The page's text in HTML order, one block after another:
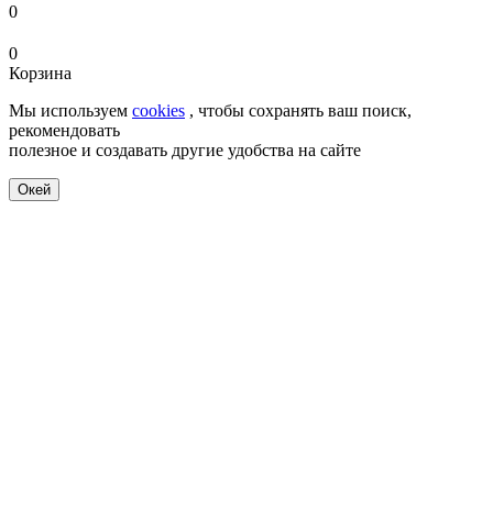
0
0
Корзина
Мы используем cookies , чтобы сохранять ваш поиск,
рекомендовать
полезное и создавать другие удобства на сайте
Окей